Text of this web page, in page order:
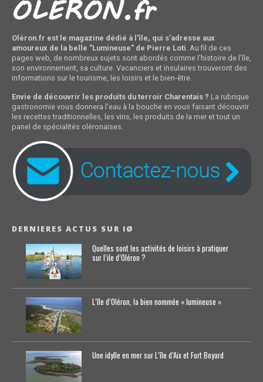
Oléron.fr est le magazine dédié à l'île, qui s'adresse aux
amoureux de la belle "Lumineuse" de Pierre Loti . Au fil de ces
pages web, de nombreux sujets sont abordés comme l'histoire de l'île,
son environnement, sa culture. Vacanciers et insulaires trouveront des
informations sur le tourisme, les loisirs et le bien-être.
Envie de découvrir les produits du terroir Charentais ? La rubrique
gastronomie vous donnera l'eau à la bouche en vous faisant découvrir
les recettes traditionnelles, les vins, les produits de la mer et tout un
panel de spécialités oléronaises.
DERNIERES ACTUS SUR IØ
Quelles sont les activités de loisirs à pratiquer
sur l’ile d’Oléron ?
L’île d’Oléron, la bien nommée « lumineuse »
Une idylle en mer sur L’île d’Aix et Fort Boyard